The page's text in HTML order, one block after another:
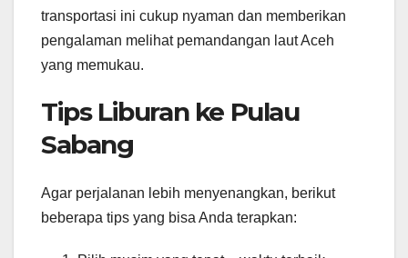
transportasi ini cukup nyaman dan memberikan
pengalaman melihat pemandangan laut Aceh
yang memukau.
Tips Liburan ke Pulau
Sabang
Agar perjalanan lebih menyenangkan, berikut
beberapa tips yang bisa Anda terapkan: